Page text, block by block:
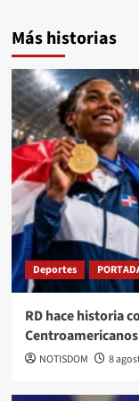
Más historias
Deportes
RD hace historia
Centroamericanos
NOTISDOM 8